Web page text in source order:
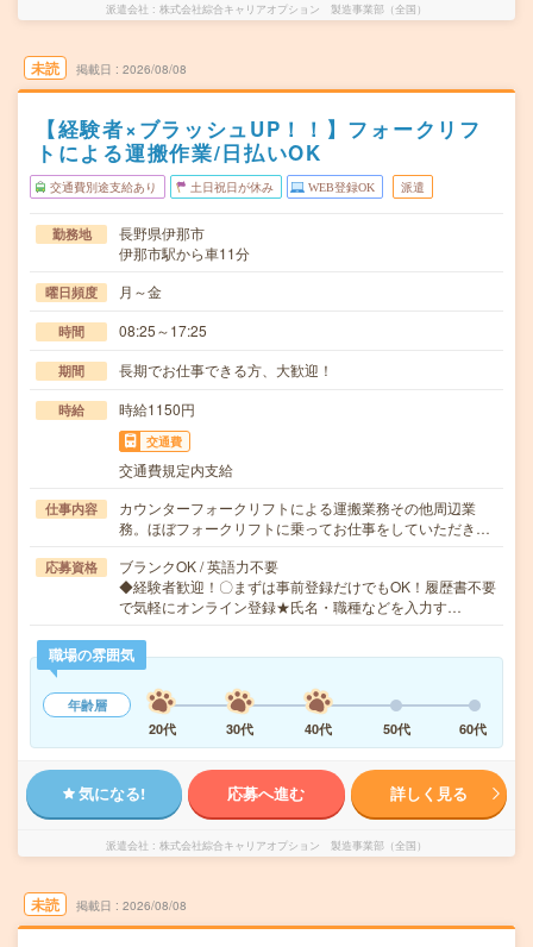
派遣会社 株式会社綜合キャリアオプション 製造事業部（全国）
未読 掲載日 2026/08/08
【経験者×ブラッシュUP！！】フォークリフ
トによる運搬作業/日払いOK
交通費別途支給あり 土日祝日が休み WEB登録OK 派遣
勤務地
長野県伊那市
伊那市駅から車11分
曜日頻度 月～金
時間 08:25～17:25
期間 長期でお仕事できる方、大歓迎！
時給 時給1150円
交通費
交通費規定内支給
仕事内容
カウンターフォークリフトによる運搬業務その他周辺業
務。ほぼフォークリフトに乗ってお仕事をしていただき…
応募資格
ブランクOK / 英語力不要
◆経験者歓迎！〇まずは事前登録だけでもOK！履歴書不要
で気軽にオンライン登録★氏名・職種などを入力す…
職場の雰囲気
年齢層
20代
30代 40代 50代 60代
気になる! 応募へ進む 詳しく見る
派遣会社 株式会社綜合キャリアオプション 製造事業部（全国）
未読 掲載日 2026/08/08